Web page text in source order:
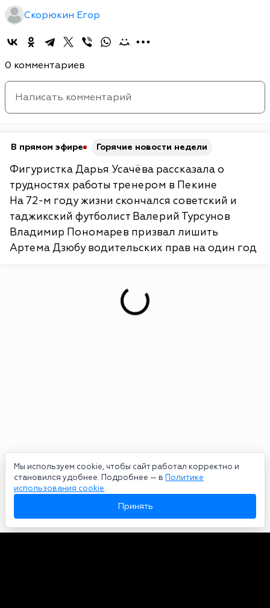
Мы используем cookie, чтобы сайт работал корректно и
становился удобнее. Подробнее — в Политике
использования cookie.
Принять
Скорюкин Егор
0 комментариев
В прямом эфире Горячие новости недели
Фигуристка Дарья Усачёва рассказала о
трудностях работы тренером в Пекине
На 72-м году жизни скончался советский и
таджикский футболист Валерий Турсунов
Владимир Пономарев призвал лишить
Артема Дзюбу водительских прав на один год